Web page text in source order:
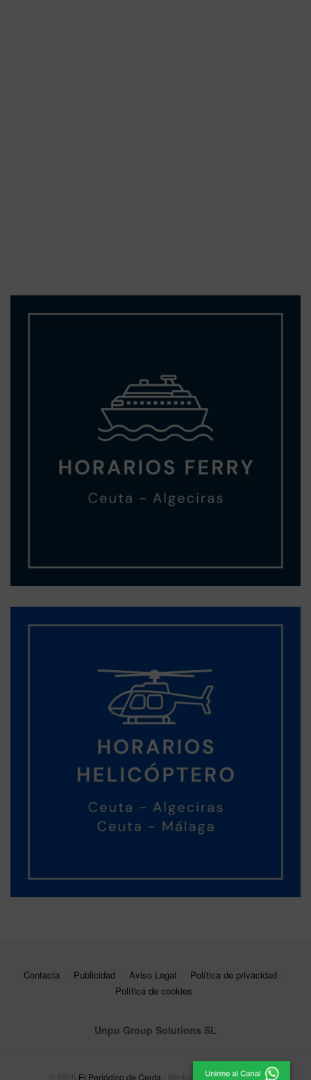
Contacta Publicidad Aviso Legal
Política de privacidad
Política de cookies
Unpu Group Solutions SL
© 2025 El Periódico de Ceuta - Medio de Comunicación